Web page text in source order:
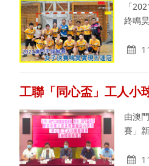
「
終鳴
工聯「同心盃」工人小
由澳
賽」